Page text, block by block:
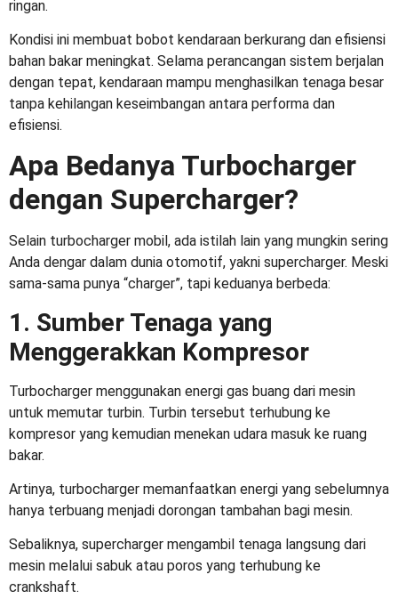
ringan.
Kondisi ini membuat bobot kendaraan berkurang dan efisiensi
bahan bakar meningkat. Selama perancangan sistem berjalan
dengan tepat, kendaraan mampu menghasilkan tenaga besar
tanpa kehilangan keseimbangan antara performa dan
efisiensi.
Apa Bedanya Turbocharger
dengan Supercharger?
Selain turbocharger mobil , ada istilah lain yang mungkin sering
Anda dengar dalam dunia otomotif, yakni supercharger. Meski
sama-sama punya “charger”, tapi keduanya berbeda:
1. Sumber Tenaga yang
Menggerakkan Kompresor
Turbocharger menggunakan energi gas buang dari mesin
untuk memutar turbin. Turbin tersebut terhubung ke
kompresor yang kemudian menekan udara masuk ke ruang
bakar.
Artinya, turbocharger memanfaatkan energi yang sebelumnya
hanya terbuang menjadi dorongan tambahan bagi mesin.
Sebaliknya, supercharger mengambil tenaga langsung dari
mesin melalui sabuk atau poros yang terhubung ke
crankshaft.